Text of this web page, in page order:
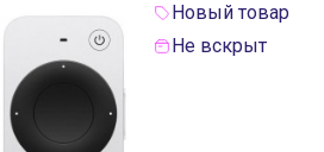
Новый товар
Не вскрыт